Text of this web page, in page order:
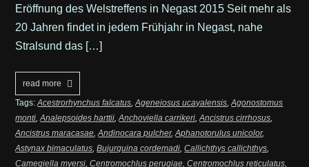
Eröffnung des Welstreffens in Negast 2015 Seit mehr als
20 Jahren findet in jedem Frühjahr in Negast, nahe
Stralsund das […]
read more
Tags:Acestrorhynchus falcatus,Ageneiosus ucayalensis,Agonostomus
monti,Analepsoides harttii,Anchoviella carrikeri,Ancistrus cirrhosus,
Ancistrus maracasae,Andinocara pulcher,Aphanotorulus unicolor,
Astynax bimaculatus,Bujurquina cordemadi,Callichthys callichthys,
Camegiella myersi,Centromochlus perugiae,Centromochlus reticulatus,